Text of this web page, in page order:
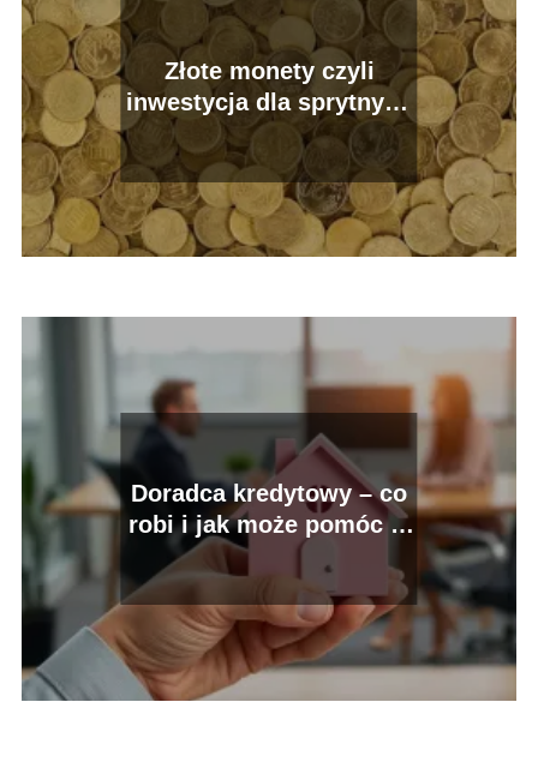
Złote monety czyli
inwestycja dla sprytnych
kolekcjonerów
Doradca kredytowy – co
robi i jak może pomóc w
uzyskaniu kredytu?